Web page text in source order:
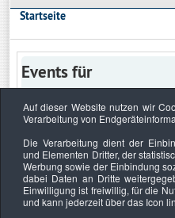
Startseite
Events für
Keine Termine
Auf dieser Website nutzen wir
Verarbeitung von
Die Verarbeitung dient der
und Elementen Dritter, der
Werbung sowie der Einbindung
dabei Daten an Dritte
Einwilligung ist freiwillig, für die
und kann jederzeit über das Icon